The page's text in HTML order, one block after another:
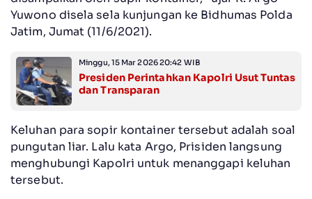
Yuwono disela sela kunjungan ke Bidhumas Polda
Jatim, Jumat (11/6/2021).
Minggu, 15 Mar 2026 20:42 WIB
Presiden Perintahkan Kapolri Usut Tuntas
dan Transparan
Keluhan para sopir kontainer tersebut adalah soal
pungutan liar. Lalu kata Argo, Prisiden langsung
menghubungi Kapolri untuk menanggapi keluhan
tersebut.